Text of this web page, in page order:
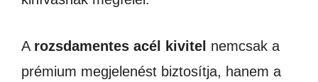
A rozsdamentes acél kivitel nemcsak a
prémium megjelenést biztosítja, hanem a